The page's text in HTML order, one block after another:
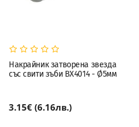
Накрайник затворена звезда
със свити зъби BX4014 - Ø5мм
3.15€ (6.16лв.)